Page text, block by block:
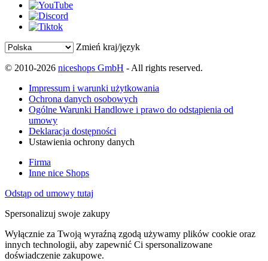
Zmień kraj/język
© 2010-2026 niceshops GmbH - All rights reserved.
Impressum i warunki użytkowania
Ochrona danych osobowych
Ogólne Warunki Handlowe i prawo do odstąpienia od
umowy
Deklaracja dostępności
Ustawienia ochrony danych
Firma
Inne nice Shops
Odstąp od umowy tutaj
Spersonalizuj swoje zakupy
Wyłącznie za Twoją wyraźną zgodą używamy plików cookie oraz
innych technologii, aby zapewnić Ci spersonalizowane
doświadczenie zakupowe.